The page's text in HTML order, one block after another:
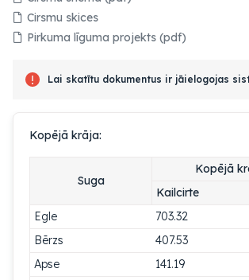
Cirsmu skices
Pirkuma līguma projekts (pdf)
Lai skatītu dokumentus ir jāielogojas
Kopējā krāja:
Suga
Kopējā
Kailcirte
Egle
703.32
Bērzs
407.53
Apse
141.19